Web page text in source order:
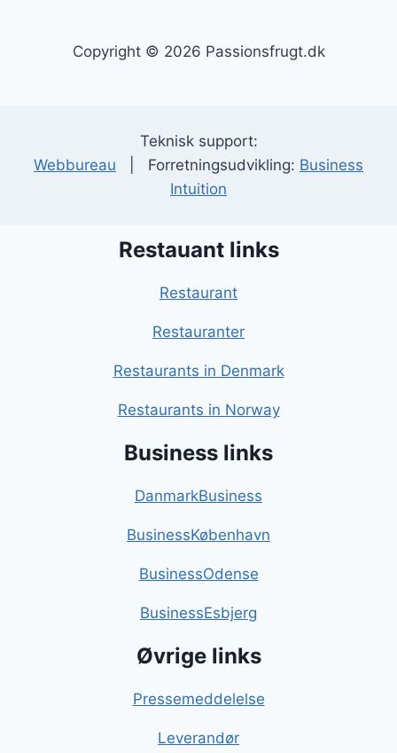
Copyright © 2026 Passionsfrugt.dk
Teknisk support:
Webbureau | Forretningsudvikling: Business
Intuition
Restauant links
Restaurant
Restauranter
Restaurants in Denmark
Restaurants in Norway
Business links
DanmarkBusiness
BusinessKøbenhavn
BusinessOdense
BusinessEsbjerg
Øvrige links
Pressemeddelelse
Leverandør